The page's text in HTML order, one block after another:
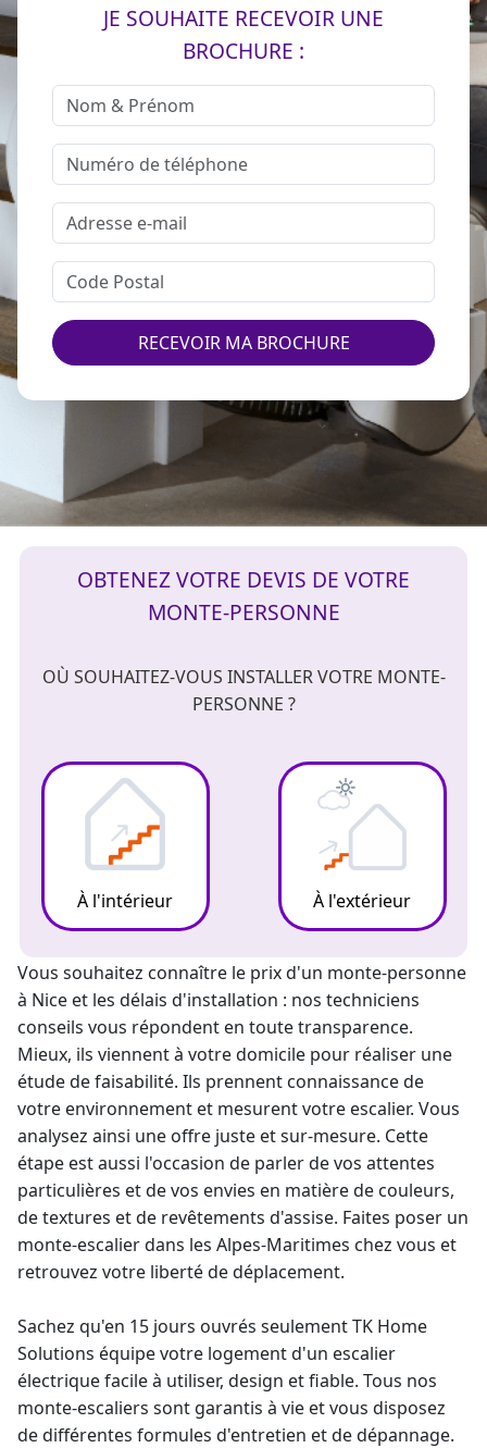
JE SOUHAITE RECEVOIR UNE
BROCHURE :
RECEVOIR MA BROCHURE
OBTENEZ VOTRE DEVIS DE VOTRE
MONTE-PERSONNE
OÙ SOUHAITEZ-VOUS INSTALLER VOTRE MONTE-
PERSONNE ?
À l'intérieur À l'extérieur
Vous souhaitez connaître le prix d'un monte-personne
à Nice et les délais d'installation : nos techniciens
conseils vous répondent en toute transparence.
Mieux, ils viennent à votre domicile pour réaliser une
étude de faisabilité. Ils prennent connaissance de
votre environnement et mesurent votre escalier. Vous
analysez ainsi une offre juste et sur-mesure. Cette
étape est aussi l'occasion de parler de vos attentes
particulières et de vos envies en matière de couleurs,
de textures et de revêtements d'assise. Faites poser un
monte-escalierdans les Alpes-Maritimes chez vous et
retrouvez votre liberté de déplacement.
Sachez qu'en 15 jours ouvrés seulement TK Home
Solutions équipe votre logement d'un escalier
électrique facile à utiliser, design et fiable. Tous nos
monte-escaliers sont garantis à vie et vous disposez
de différentes formules d'entretien et de dépannage.